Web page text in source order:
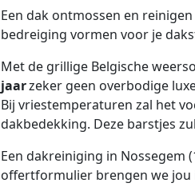
Een dak ontmossen en
bedreiging vormen voor je
Met de grillige Belgische
jaarzeker geen overbodige
Bij vriestemperaturen zal het
dakbedekking. Deze barstjes
Een dakreiniging in Nossegem
offertformulier brengen we jou